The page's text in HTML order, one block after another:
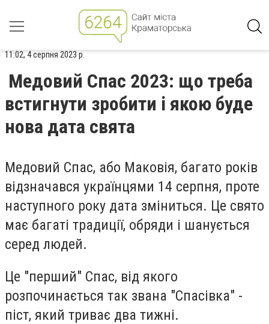
11:02, 4 серпня 2023 р.
Медовий Спас 2023: що треба
встигнути зробити і якою буде
нова дата свята
Медовий Спас, або Маковія, багато років
відзначався українцями 14 серпня, проте
наступного року дата зміниться. Це свято
має багаті традиції, обряди і шанується
серед людей.
Це "перший" Спас, від якого
розпочинається так звана "Спасівка" -
піст, який триває два тижні.